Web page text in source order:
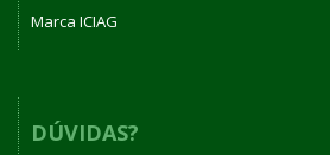
Marca ICIAG
DÚVIDAS?